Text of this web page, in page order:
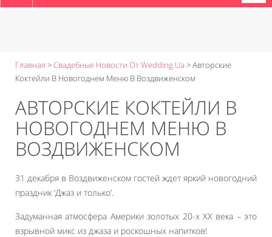
NAVIGATION
Главная >Свадебные Новости От Wedding.ua >Авторские
Коктейли В Новогоднем Меню В Воздвиженском
АВТОРСКИЕ КОКТЕЙЛИ В
НОВОГОДНЕМ МЕНЮ В
ВОЗДВИЖЕНСКОМ
31 декабря в Воздвиженском гостей ждет яркий новогодний
праздник ‘Джаз и только’.
Задуманная атмосфера Америки золотых 20-х XX века – это
взрывной микс из джаза и роскошных напитков!